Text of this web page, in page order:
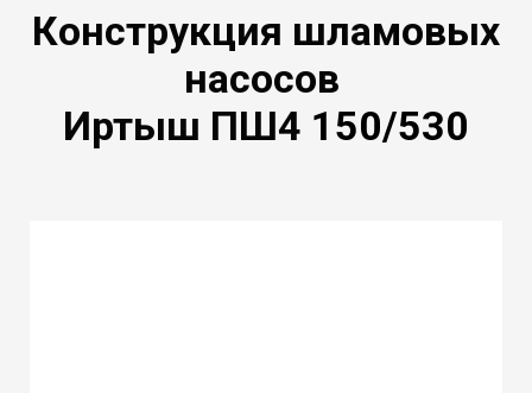
Конструкция шламовых
насосов
Иртыш ПШ4 150/530